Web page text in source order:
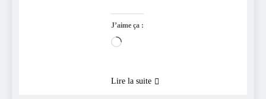
J’aime ça :
Chargement…
Lire la suite